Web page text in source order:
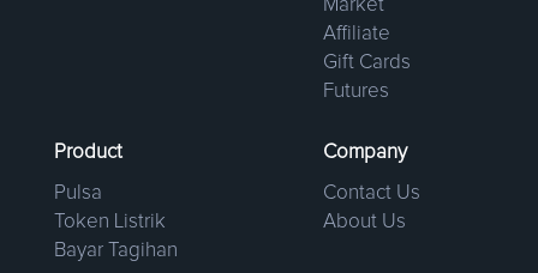
Market
Affiliate
Gift Cards
Futures
Product
Pulsa
Token Listrik
Bayar Tagihan
Company
Contact Us
About Us